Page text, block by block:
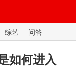
综艺 问答
如何进入